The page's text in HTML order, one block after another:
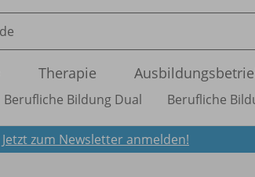
Therapie
Berufliche Bildung Dual Berufliche
Jetzt zum Newsletter anmelden!